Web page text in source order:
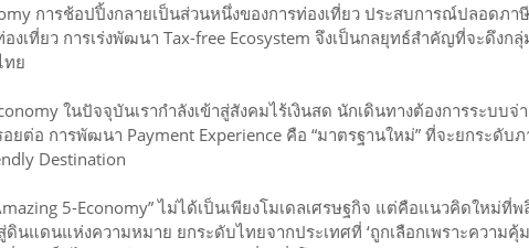
การช้อปปิ้งกลายเป็นส่วนหนึ่งของการท่องเที่ยว ประสบการณ์ปลอดภา
เที่ยว การเร่งพัฒนา Tax-free Ecosystem จึงเป็นกลยุทธ์สำคัญที่จะดึงก
ทย
ในปัจจุบันเรากำลังเข้าสู่สังคมไร้เงินสด นักเดินทางต้องการระบบจ่
ยต่อ การพัฒนา Payment Experience คือ “มาตรฐานใหม่” ที่จะยกระดับ
Destination
5-Economy” ไม่ได้เป็นเพียงโมเดลเศรษฐกิจ แต่คือแนวคิดใหม่ที่
นแดนแห่งความหมาย ยกระดับไทยจากประเทศที่ ‘ถูกเลือกเพราะความคุ้ม